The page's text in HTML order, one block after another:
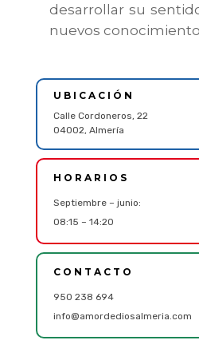
desarrollar su
nuevos
UBICACIÓN
Calle Cordoneros, 22
04002, Almería
HORARIOS
Septiembre – junio:
08:15 – 14:20
CONTACTO
950 238 694
info@amordediosalmeria.com